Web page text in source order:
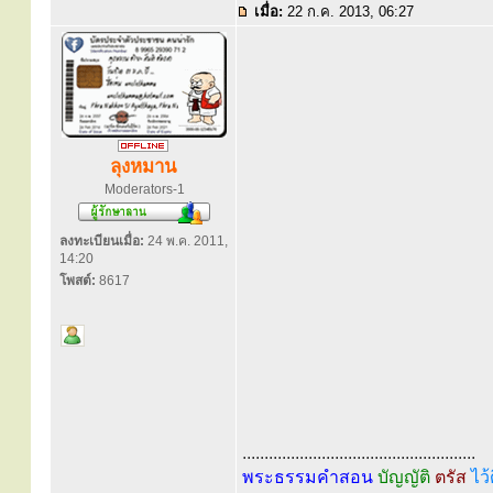
เมื่อ: 22 ก.ค. 2013, 06:27
ลุงหมาน
Moderators-1
ลงทะเบียนเมื่อ: 24 พ.ค. 2011,
14:20
โพสต์: 8617
.....................................................
พระธรรมคำสอน บัญญัติ ตรัสไ